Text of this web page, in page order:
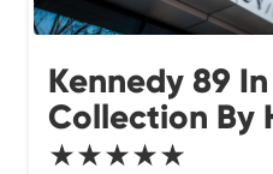
Kennedy 89
Collection By
★★★★★